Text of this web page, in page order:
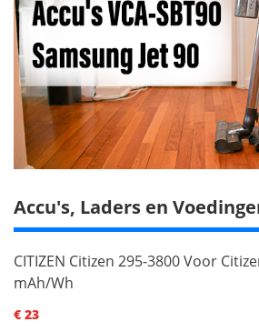
Accu's, Laders en
CITIZEN Citizen 295-3800 Voor
mAh/Wh
€ 23